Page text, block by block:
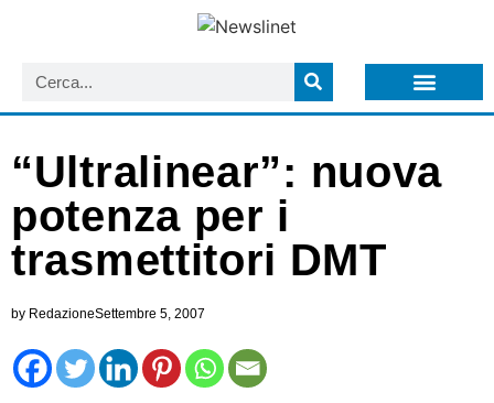
“Ultralinear”: nuova
potenza per i
trasmettitori DMT
by RedazioneSettembre 5, 2007